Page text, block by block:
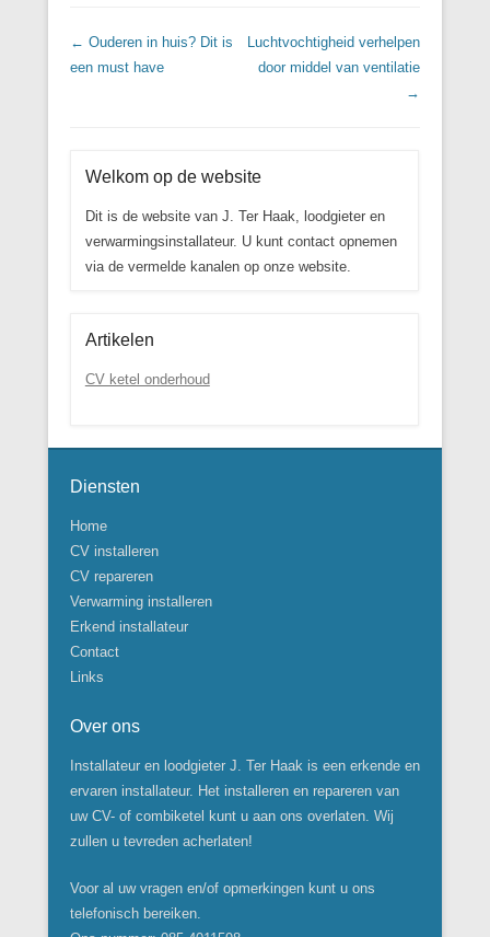
Post navigation
← Ouderen in huis? Dit is
een must have
Luchtvochtigheid verhelpen
door middel van ventilatie
→
Welkom op de website
Dit is de website van J. Ter Haak, loodgieter en
verwarmingsinstallateur. U kunt contact opnemen
via de vermelde kanalen op onze website.
Artikelen
CV ketel onderhoud
Diensten
Home
CV installeren
CV repareren
Verwarming installeren
Erkend installateur
Contact
Links
Over ons
Installateur en loodgieter J. Ter Haak is een erkende en
ervaren installateur. Het installeren en repareren van
uw CV- of combiketel kunt u aan ons overlaten. Wij
zullen u tevreden acherlaten!
Voor al uw vragen en/of opmerkingen kunt u ons
telefonisch bereiken.